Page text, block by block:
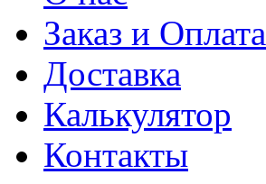
Заказ и Оплата
Доставка
Калькулятор
Контакты